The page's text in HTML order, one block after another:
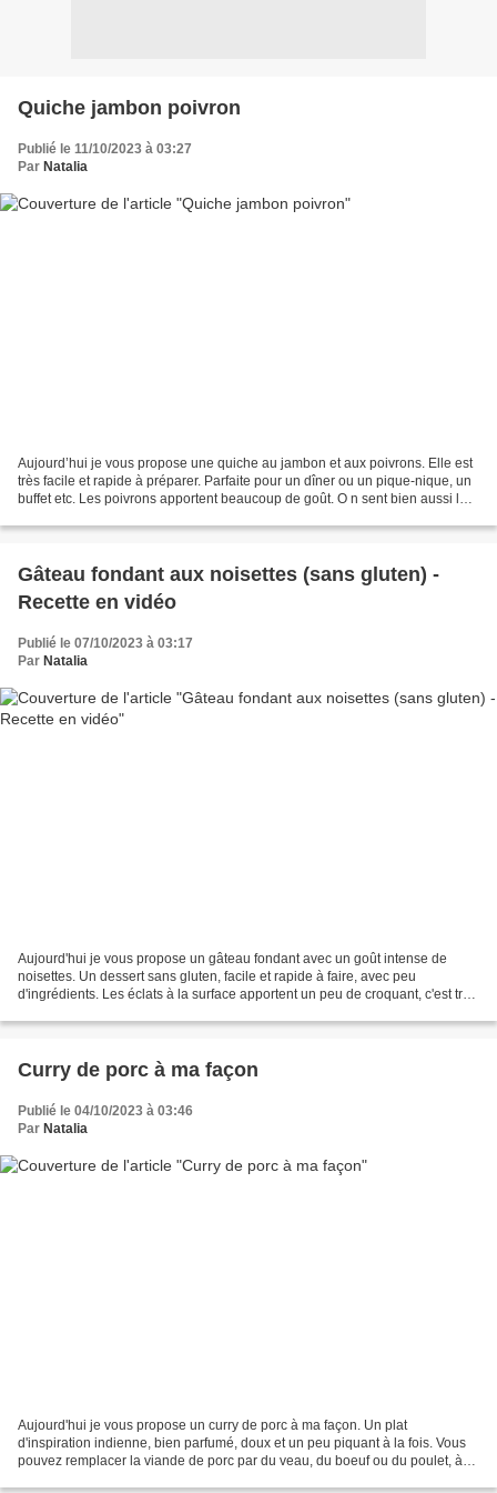
Quiche jambon poivron
Publié le 11/10/2023 à 03:27
Par Natalia
Aujourd’hui je vous propose une quiche au jambon et aux poivrons. Elle est
très facile et rapide à préparer. Parfaite pour un dîner ou un pique-nique, un
buffet etc. Les poivrons apportent beaucoup de goût. O n sent bien aussi le
Gâteau fondant aux noisettes (sans gluten) -
Recette en vidéo
Publié le 07/10/2023 à 03:17
Par Natalia
Aujourd'hui je vous propose un gâteau fondant avec un goût intense de
noisettes. Un dessert sans gluten, facile et rapide à faire, avec peu
d'ingrédients. Les éclats à la surface apportent un peu de croquant, c'est très
Curry de porc à ma façon
Publié le 04/10/2023 à 03:46
Par Natalia
Aujourd'hui je vous propose un curry de porc à ma façon. Un plat
d'inspiration indienne, bien parfumé, doux et un peu piquant à la fois. Vous
pouvez remplacer la viande de porc par du veau, du boeuf ou du poulet, à